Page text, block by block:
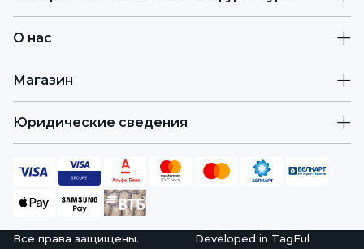
О нас
Магазин
Юридические сведения
Все права защищены.
Developed in TagFul